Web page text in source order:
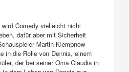
Comedy vielleicht nicht
dafür aber mit Sicherheit
Martin Klempnow
in die Rolle von Dennis, einem
der bei seiner Oma Claudia in